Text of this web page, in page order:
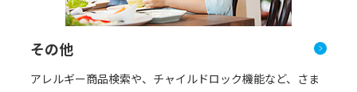
その他
アレルギー商品検索や、チャイルドロック機能など、さま